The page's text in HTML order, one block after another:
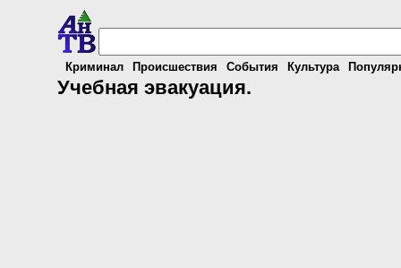
Криминал Происшествия События Культура
Учебная эвакуация.